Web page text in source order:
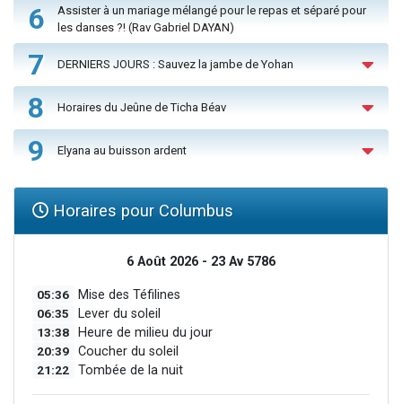
6
Assister à un mariage mélangé pour le repas et séparé pour
les danses ?! (Rav Gabriel DAYAN)
7 DERNIERS JOURS : Sauvez la jambe de Yohan
8 Horaires du Jeûne de Ticha Béav
9 Elyana au buisson ardent
Horaires pour Columbus
6 Août 2026 - 23 Av 5786
05:36 Mise des Téfilines
06:35 Lever du soleil
13:38 Heure de milieu du jour
20:39 Coucher du soleil
21:22 Tombée de la nuit